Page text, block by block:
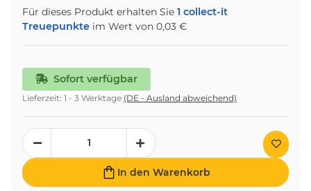
Für dieses Produkt erhalten Sie 1 collect-it
Treuepunkte im Wert von 0,03 €
Sofort verfügbar
Lieferzeit: 1 - 3 Werktage (DE - Ausland abweichend)
In den Warenkorb